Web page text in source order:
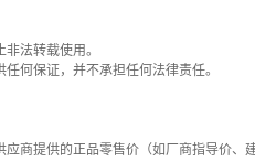
法转载使用。
何保证，并不承担任何法律责任。
商提供的正品零售价（如厂商指导价